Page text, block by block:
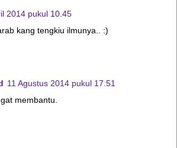
2014 pukul 10.45
kang tengkiu ilmunya.. :)
11 Agustus 2014 pukul 17.51
membantu.